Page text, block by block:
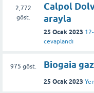
2,772
göst.
Calpol
arayla
25 Ocak 2023
cevaplandı
975 göst. Biogaia
25 Ocak 2023